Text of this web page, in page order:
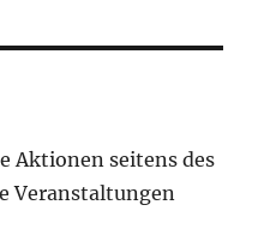
Aktionen seitens des
Veranstaltungen